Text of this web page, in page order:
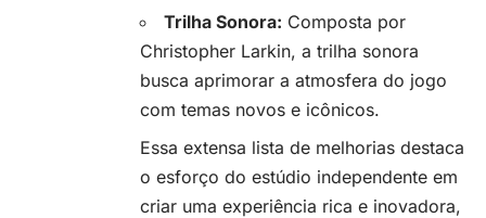
Trilha Sonora: Composta por
Christopher Larkin, a trilha sonora
busca aprimorar a atmosfera do jogo
com temas novos e icônicos.
Essa extensa lista de melhorias destaca
o esforço do estúdio independente em
criar uma experiência rica e inovadora,